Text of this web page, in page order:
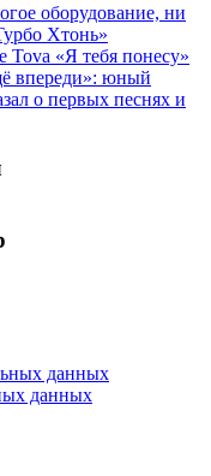
оборудование, ни
Хтонь»
Tova «Я тебя понесу»
впереди»: юный
о первых песнях и
данных
данных